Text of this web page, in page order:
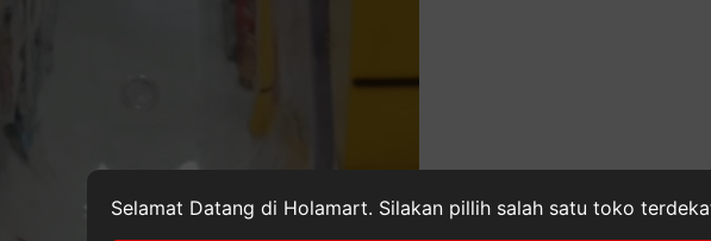
Selamat Datang di Holamart. Silakan pillih salah satu toko